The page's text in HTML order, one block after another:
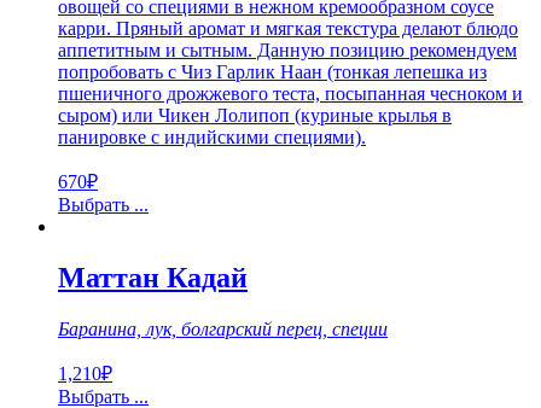
овощей со специями в нежном кремообразном соусе
карри. Пряный аромат и мягкая текстура делают блюдо
аппетитным и сытным. Данную позицию рекомендуем
попробовать с Чиз Гарлик Наан (тонкая лепешка из
пшеничного дрожжевого теста, посыпанная чесноком и
сыром) или Чикен Лолипоп (куриные крылья в
панировке с индийскими специями).
670₽
Выбрать ...
Маттан Кадай
Баранина, лук, болгарский перец, специи
1,210₽
Выбрать ...